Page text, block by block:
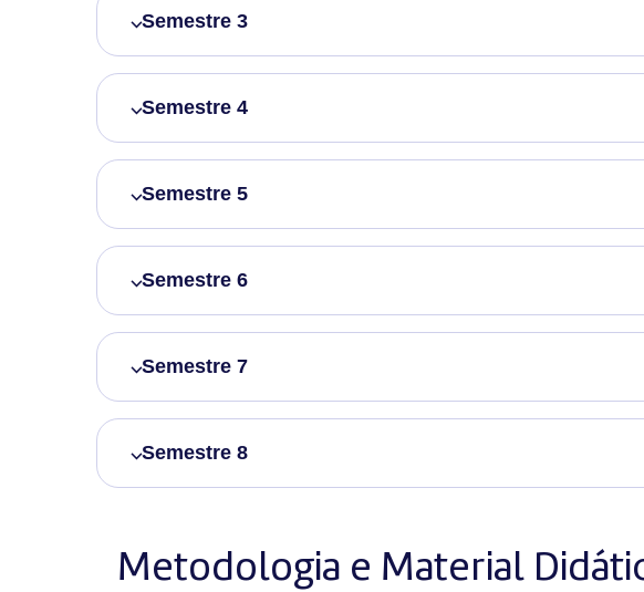
Semestre 3
Semestre 4
Semestre 5
Semestre 6
Semestre 7
Semestre 8
Metodologia e Material